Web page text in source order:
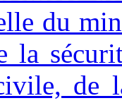
du
la
de